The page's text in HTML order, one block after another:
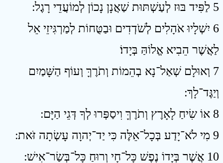
5 לַפִּיד בּוּז לְעַשְׁתּוּת שַׁאֲנָן נָכוֹן לְמוֹעֲדֵי רָגֶל ׃
6 יִשְׁלָיוּ אֹהָלִים לְשֹׁדְדִים וּבַטֻּחוֹת לְמַרְגִּיזֵי אֵל
לַאֲשֶׁר הֵבִיא אֱלוֹהַּ בְּיָדוֹ׃
7 וְאוּלָם שְׁאַל־נָא בְהֵמוֹת וְתֹרֶךָּ וְעוֹף הַשָּׁמַיִם
וְיַגֶּד־לָךְ ׃
8 אוֹ שִׂיחַ לָאָרֶץ וְתֹרֶךָּ וִיסַפְּרוּ לְךָ דְּגֵי הַיָּם ׃
9 מִי לֹא־יָדַע בְּכָל־אֵלֶּה כִּי יַד־יְהוָה עָשְׂתָה זֹּאת ׃
10 אֲשֶׁר בְּיָדוֹ נֶפֶשׁ כָּל־חָי וְרוּחַ כָּל־בְּשַׂר־אִישׁ ׃